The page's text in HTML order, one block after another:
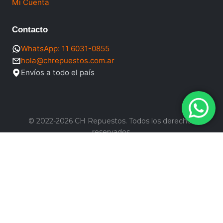
Mi Cuenta
Contacto
WhatsApp: 11 6031-0855
hola@chrepuestos.com.ar
Envíos a todo el país
© 2022-2026 CH Repuestos. Todos los derechos
reservados.